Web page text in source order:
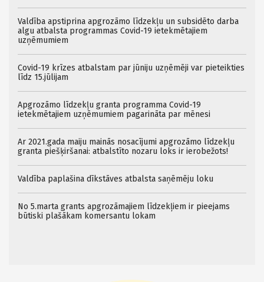
Valdība apstiprina apgrozāmo līdzekļu un subsidēto darba
algu atbalsta programmas Covid-19 ietekmētajiem
uzņēmumiem
Covid-19 krīzes atbalstam par jūniju uzņēmēji var pieteikties
līdz 15.jūlijam
Apgrozāmo līdzekļu granta programma Covid-19
ietekmētajiem uzņēmumiem pagarināta par mēnesi
Ar 2021.gada maiju mainās nosacījumi apgrozāmo līdzekļu
granta piešķiršanai: atbalstīto nozaru loks ir ierobežots!
Valdība paplašina dīkstāves atbalsta saņēmēju loku
No 5.marta grants apgrozāmajiem līdzekļiem ir pieejams
būtiski plašākam komersantu lokam